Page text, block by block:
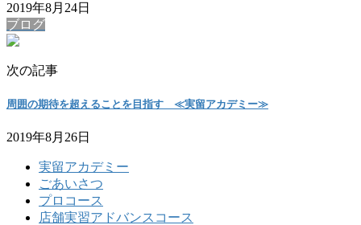
2019年8月24日
ブログ
次の記事
周囲の期待を超えることを目指す ≪実留アカデミー≫
2019年8月26日
実留アカデミー
ごあいさつ
プロコース
店舗実習アドバンスコース